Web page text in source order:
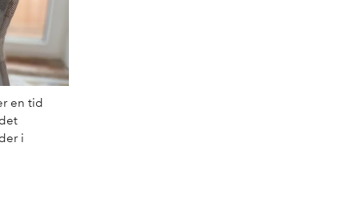
en tid
i